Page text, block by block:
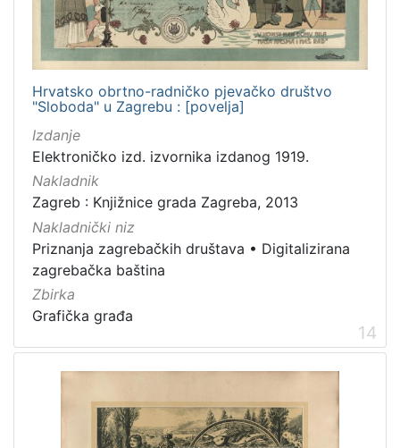
Hrvatsko obrtno-radničko pjevačko društvo
"Sloboda" u Zagrebu : [povelja]
Izdanje
Elektroničko izd. izvornika izdanog 1919.
Nakladnik
Zagreb : Knjižnice grada Zagreba, 2013
Nakladnički niz
Priznanja zagrebačkih društava • Digitalizirana
zagrebačka baština
Zbirka
Grafička građa
14